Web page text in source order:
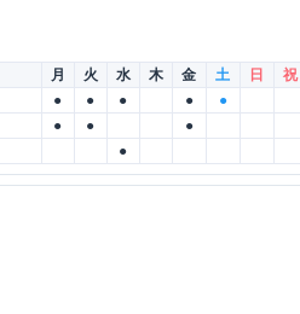
月 火 水 木 金 土 日
祝
● ● ● ●
●
● ●
●
●